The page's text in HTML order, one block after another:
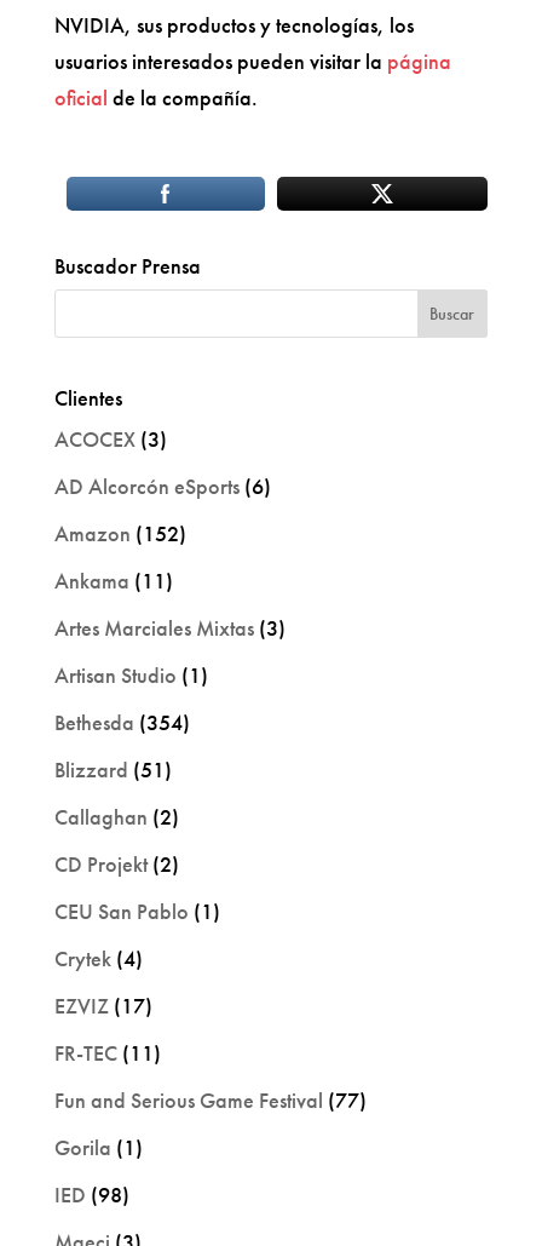
NVIDIA, sus productos y tecnologías, los
usuarios interesados pueden visitar la página
oficial de la compañía.
Buscador Prensa
Clientes
ACOCEX(3)
AD Alcorcón eSports(6)
Amazon (152)
Ankama (11)
Artes Marciales Mixtas(3)
Artisan Studio (1)
Bethesda (354)
Blizzard (51)
Callaghan (2)
CD Projekt(2)
CEU San Pablo (1)
Crytek(4)
EZVIZ(17)
FR-TEC(11)
Fun and Serious Game Festival (77)
Gorila (1)
IED (98)